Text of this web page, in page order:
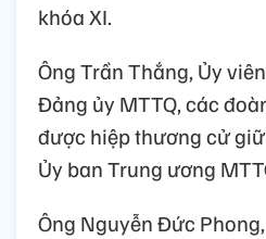
khóa XI.
Ông Trần Thắng, Ủy
Đảng ủy MTTQ, các
được hiệp thương cử
Ủy ban Trung ương
Ông Nguyễn Đức